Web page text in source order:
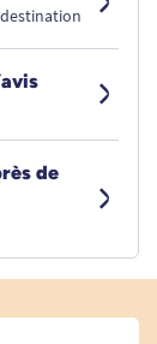
de